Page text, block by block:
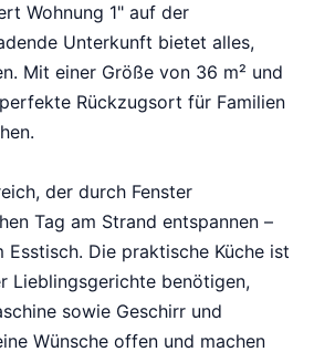
Wohnung 1" auf der
Unterkunft bietet alles,
Mit einer Größe von 36 m² und
Rückzugsort für Familien
der durch Fenster
Tag am Strand entspannen –
Die praktische Küche ist
Lieblingsgerichte benötigen,
sowie Geschirr und
Wünsche offen und machen